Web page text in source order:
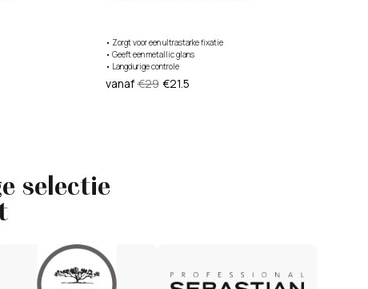
• Zorgt voor een ultrastarke fixatie
• Geeft een metallic glans
• Langdurige controle
vanaf €29 €21.5
selectie